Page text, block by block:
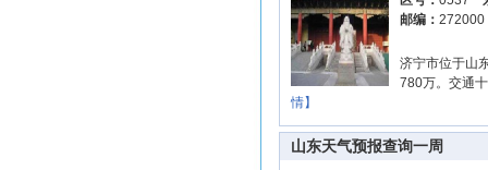
邮编：
济宁市位于山
780万。交通
情】
山东天气预报查询一周